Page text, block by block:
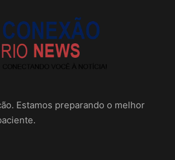
Estamos preparando o melhor